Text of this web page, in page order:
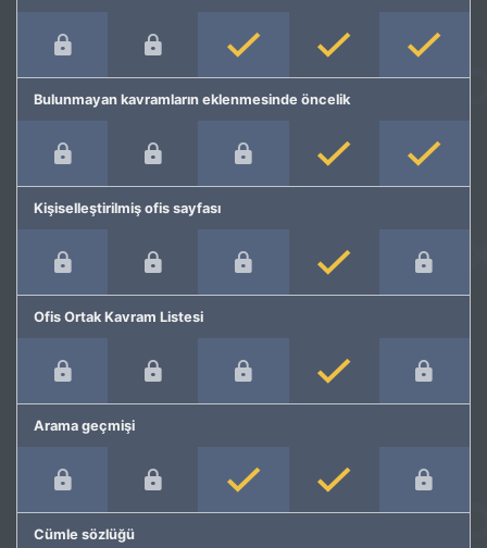
Bulunmayan kavramların eklenmesinde öncelik
Kişiselleştirilmiş ofis sayfası
Ofis Ortak Kavram Listesi
Arama geçmişi
Cümle sözlüğü